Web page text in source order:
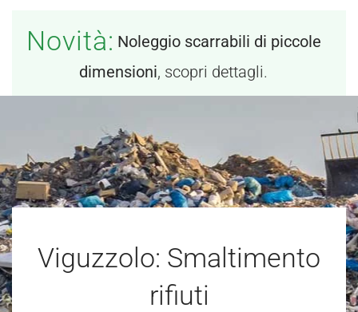
Novità: Noleggio scarrabili di piccole
dimensioni, scopri dettagli.
Viguzzolo: Smaltimento
rifiuti